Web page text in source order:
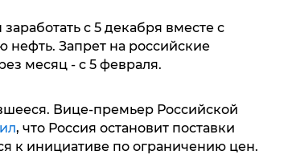
с 5 декабря вместе с
нефть. Запрет на российские
месяц - с 5 февраля.
Вице-премьер Российской
, что Россия остановит поставки
к инициативе по ограничению цен.